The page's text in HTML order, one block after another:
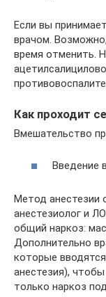
Если вы
врачом.
время отменить.
Как проходит
Вмешательство
Введение
Метод анестезии
анестезиолог и
общий наркоз:
Дополнительно
которые
анестезия),
только наркоз